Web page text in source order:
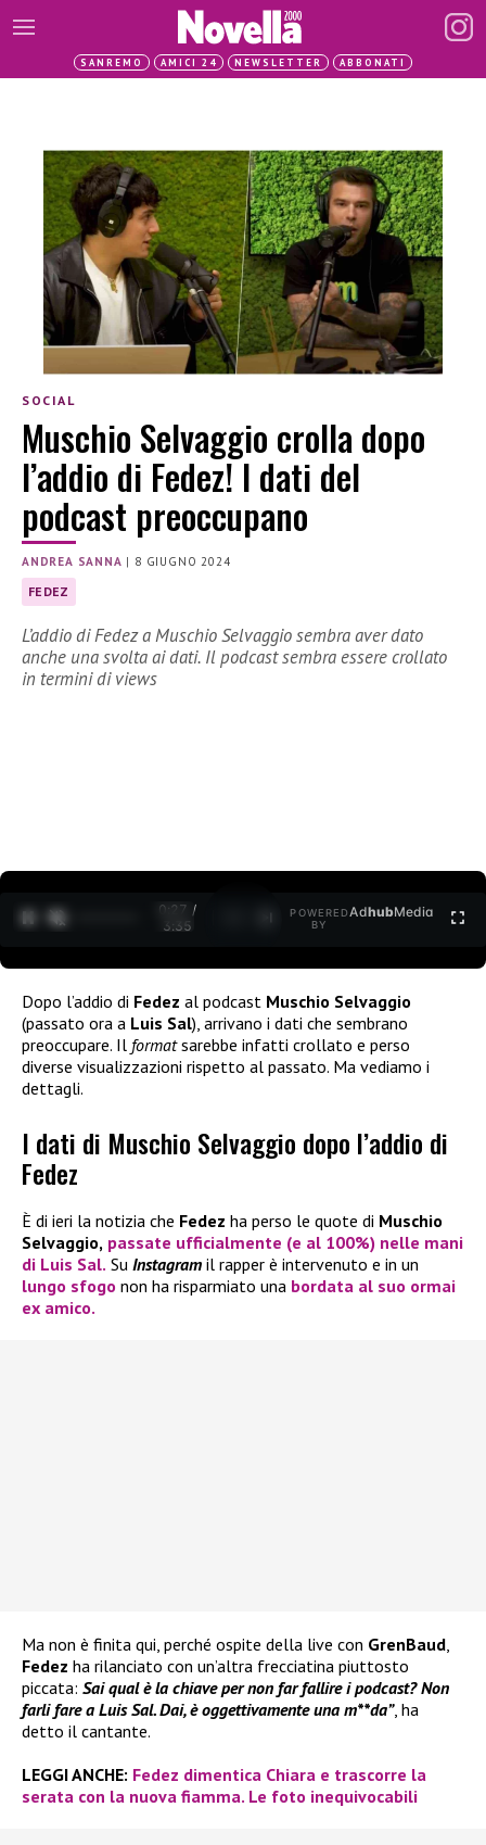
SANREMO AMICI 24 NEWSLETTER ABBONATI
SOCIAL
Muschio Selvaggio crolla dopo
l’addio di Fedez! I dati del
podcast preoccupano
ANDREA SANNA | 8 GIUGNO 2024
FEDEZ
L’addio di Fedez a Muschio Selvaggio sembra aver dato
anche una svolta ai dati. Il podcast sembra essere crollato
in termini di views
0:28 /
3:35
POWERED
BY
AdhubMedia
Dopo l’addio di Fedez al podcast Muschio Selvaggio
(passato ora a Luis Sal), arrivano i dati che sembrano
preoccupare. Il formatsarebbe infatti crollato e perso
diverse visualizzazioni rispetto al passato. Ma vediamo i
dettagli.
I dati di Muschio Selvaggio dopo l’addio di
Fedez
È di ieri la notizia che Fedez ha perso le quote di Muschio
Selvaggio, passate ufficialmente (e al 100%) nelle mani
di Luis Sal. Su Instagram il rapper è intervenuto e in un
lungo sfogo non ha risparmiato una bordata al suo ormai
ex amico.
Ma non è finita qui, perché ospite della live con GrenBaud,
Fedez ha rilanciato con un’altra frecciatina piuttosto
piccata: Sai qual è la chiave per non far fallire i podcast? Non
farli fare a Luis Sal. Dai, è oggettivamente una m**da”, ha
detto il cantante.
LEGGI ANCHE: Fedez dimentica Chiara e trascorre la
serata con la nuova fiamma. Le foto inequivocabili